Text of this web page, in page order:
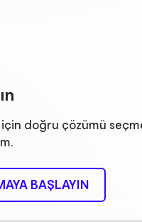
doğru çözümü
BAŞLAYIN